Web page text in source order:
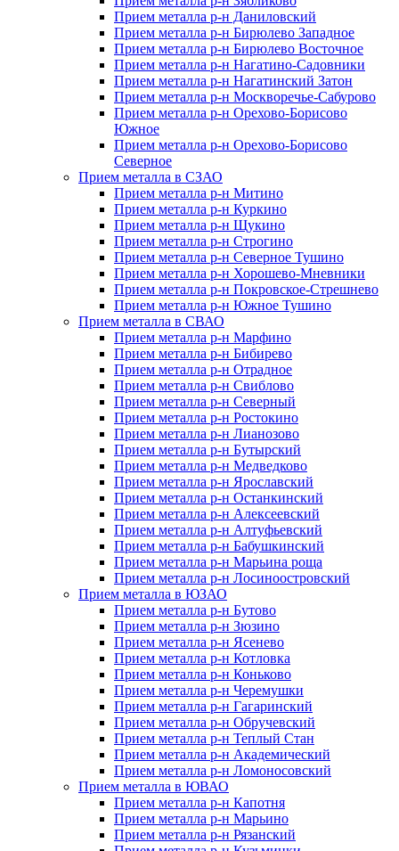
Прием металла р-н Даниловский
Прием металла р-н Бирюлево Западное
Прием металла р-н Бирюлево Восточное
Прием металла р-н Нагатино-Садовники
Прием металла р-н Нагатинский Затон
Прием металла р-н Москворечье-Сабурово
Прием металла р-н Орехово-Борисово
Южное
Прием металла р-н Орехово-Борисово
Северное
Прием металла в СЗАО
Прием металла р-н Митино
Прием металла р-н Куркино
Прием металла р-н Щукино
Прием металла р-н Строгино
Прием металла р-н Северное Тушино
Прием металла р-н Хорошево-Мневники
Прием металла р-н Покровское-Стрешнево
Прием металла р-н Южное Тушино
Прием металла в СВАО
Прием металла р-н Марфино
Прием металла р-н Бибирево
Прием металла р-н Отрадное
Прием металла р-н Свиблово
Прием металла р-н Северный
Прием металла р-н Ростокино
Прием металла р-н Лианозово
Прием металла р-н Бутырский
Прием металла р-н Медведково
Прием металла р-н Ярославский
Прием металла р-н Останкинский
Прием металла р-н Алексеевский
Прием металла р-н Алтуфьевский
Прием металла р-н Бабушкинский
Прием металла р-н Марьина роща
Прием металла р-н Лосиноостровский
Прием металла в ЮЗАО
Прием металла р-н Бутово
Прием металла р-н Зюзино
Прием металла р-н Ясенево
Прием металла р-н Котловка
Прием металла р-н Коньково
Прием металла р-н Черемушки
Прием металла р-н Гагаринский
Прием металла р-н Обручевский
Прием металла р-н Теплый Стан
Прием металла р-н Академический
Прием металла р-н Ломоносовский
Прием металла в ЮВАО
Прием металла р-н Капотня
Прием металла р-н Марьино
Прием металла р-н Рязанский